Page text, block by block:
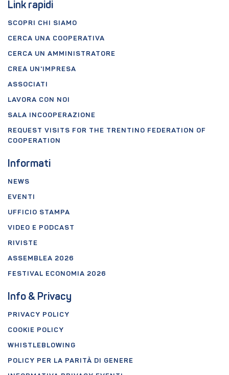
Link rapidi
SCOPRI CHI SIAMO
CERCA UNA COOPERATIVA
CERCA UN AMMINISTRATORE
CREA UN'IMPRESA
ASSOCIATI
LAVORA CON NOI
SALA INCOOPERAZIONE
REQUEST VISITS FOR THE TRENTINO FEDERATION OF
COOPERATION
Informati
NEWS
EVENTI
UFFICIO STAMPA
VIDEO E PODCAST
RIVISTE
ASSEMBLEA 2026
FESTIVAL ECONOMIA 2026
Info & Privacy
PRIVACY POLICY
COOKIE POLICY
WHISTLEBLOWING
POLICY PER LA PARITÀ DI GENERE